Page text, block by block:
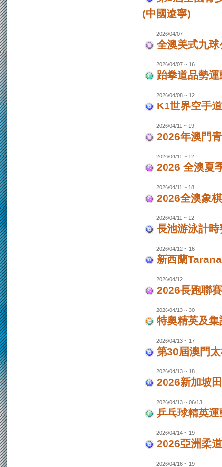
(中國遼寧)
2026/04/07
全澳美式九球
2026/04/07 ~ 16
跆拳道品勢
2026/04/08 ~ 12
K1世界空手
2026/04/11 ~ 19
2026年澳門
2026/04/11 ~ 12
2026 全澳夏
2026/04/11 ~ 18
2026全澳象
2026/04/11 ~ 12
長池游泳計
2026/04/12 ~ 16
新西蘭
2026/04/12
2026長跑聯
2026/04/13 ~ 30
特奧精英及
2026/04/13 ~ 17
第30屆澳門
2026/04/13 ~ 18
2026新加坡
2026/04/13 ~ 06/13
乒乓球精英
2026/04/14 ~ 19
2026亞洲柔
2026/04/16 ~ 19